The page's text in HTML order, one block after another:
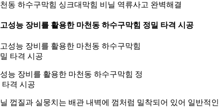
동 하수구막힘 싱크대막힘 비닐 역류사고 완벽해결
성능 장비를 활용한 마천동 하수구막힘 정밀 타격 시공
능 장비를 활용한 마천동 하수구막힘 정
타격 시공
껍질과 실뭉치는 배관 내벽에 껌처럼 밀착되어 있어 일반적인